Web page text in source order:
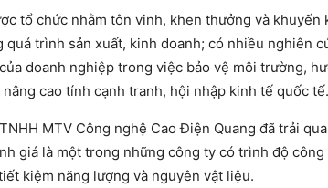
tổ chức nhằm tôn vinh, khen thưởng và
trình sản xuất, kinh doanh; có nhiều nghiên
doanh nghiệp trong việc bảo vệ môi trường,
cao tính cạnh tranh, hội nhập kinh tế quốc tế.
MTV Công nghệ Cao Điện Quang đã trải
giá là một trong những công ty có trình độ
kiệm năng lượng và nguyên vật liệu.